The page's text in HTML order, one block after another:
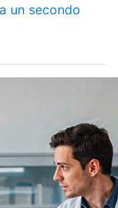
un secondo